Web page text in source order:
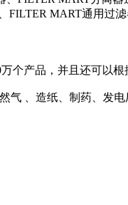
MART通用过
个产品，并且还可以根
气 、造纸、制药、发